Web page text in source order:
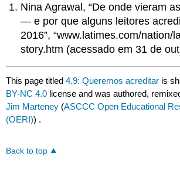
Nina Agrawal, “De onde vieram
— e por que alguns leitores
2016”, “www.latimes.com/nation/
story.htm (acessado em 31 de
This page titled4.9: Queremos acreditar is
BY-NC 4.0 license and was authored,
Jim Marteney (ASCCC Open Educational
(OERI)) .
Back to top